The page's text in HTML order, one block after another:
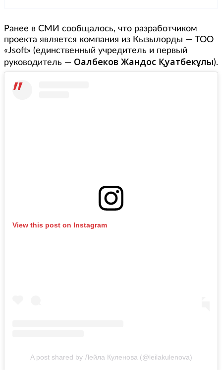
Ранее в СМИ сообщалось, что разработчиком
проекта является компания из Кызылорды — ТОО
«Jsoft» (единственный учредитель и первый
руководитель — Оңалбеков Жандос Қуатбекұлы).
View this post on Instagram
A post shared by Лейла Куленова (@leilakulenova)